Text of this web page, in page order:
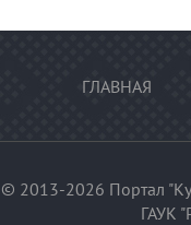
ГЛАВНАЯ
© 2013-2026 Портал
ГАУК